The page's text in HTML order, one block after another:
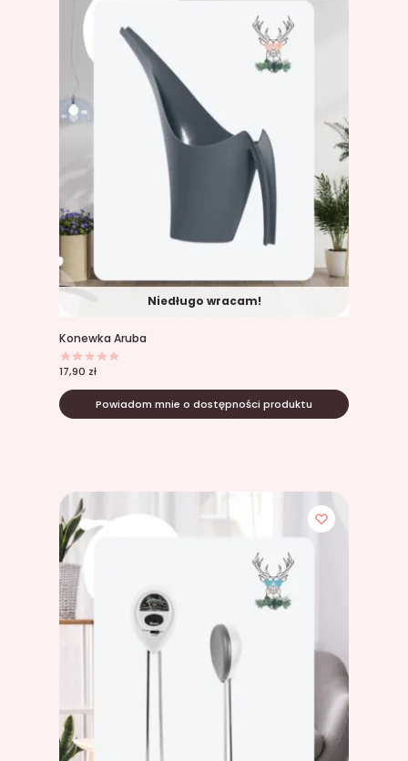
Niedługo wracam!
Konewka Aruba
17,90 zł
Powiadom mnie o dostępności produktu